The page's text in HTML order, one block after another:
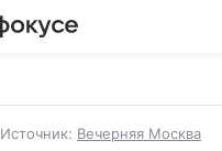
Источник: Вечерняя Москва